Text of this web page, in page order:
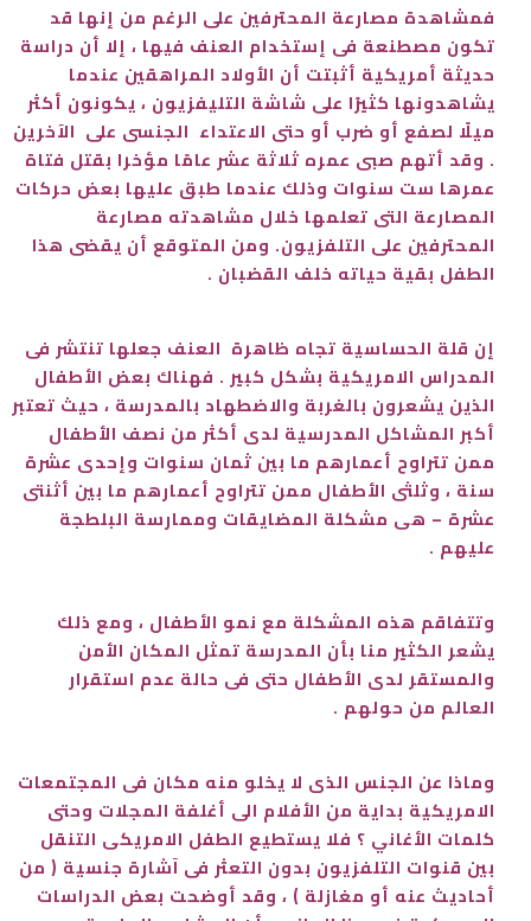
فمشاهدة مصارعة المحترفين على الرغم من إنها قد
تكون مصطنعة فى إستخدام العنف فيها ، إلا أن دراسة
حديثة أمريكية أثبتت أن الأولاد المراهقين عندما
يشاهدونها كثيرًا على شاشة التليفزيون ، يكونون أكثر
ميلًا لصفع أو ضرب أو حتى الاعتداء الجنسى على الآخرين
. وقد أتهم صبى عمره ثلاثة عشر عامًا مؤخرا بقتل فتاة
عمرها ست سنوات وذلك عندما طبق عليها بعض حركات
المصارعة التى تعلمها خلال مشاهدته مصارعة
المحترفين على التلفزيون. ومن المتوقع أن يقضى هذا
الطفل بقية حياته خلف القضبان .
إن قلة الحساسية تجاه ظاهرة العنف جعلها تنتشر فى
المدراس الامريكية بشكل كبير . فهناك بعض الأطفال
الذين يشعرون بالغربة والاضطهاد بالمدرسة ، حيث تعتبر
أكبر المشاكل المدرسية لدى أكثر من نصف الأطفال
ممن تتراوح أعمارهم ما بين ثمان سنوات وإحدى عشرة
سنة ، وثلثى الأطفال ممن تتراوح أعمارهم ما بين أثنتى
عشرة – هى مشكلة المضايقات وممارسة البلطجة
عليهم .
وتتفاقم هذه المشكلة مع نمو الأطفال ، ومع ذلك
يشعر الكثير منا بأن المدرسة تمثل المكان الأمن
والمستقر لدى الأطفال حتى فى حالة عدم استقرار
العالم من حولهم .
وماذا عن الجنس الذى لا يخلو منه مكان فى المجتمعات
الامريكية بداية من الأفلام الى أغلفة المجلات وحتى
كلمات الأغاني ؟ فلا يستطيع الطفل الامريكى التنقل
بين قنوات التلفزيون بدون التعثر فى آشارة جنسية ( من
أحاديث عنه أو مغازلة ) ، وقد أوضحت بعض الدراسات